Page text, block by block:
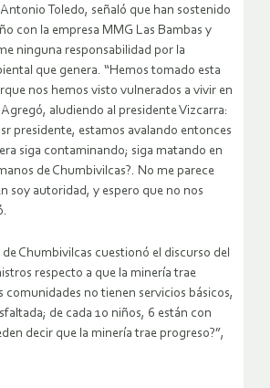
Antonio Toledo, señaló que han sostenido
con la empresa MMG Las Bambas y
ninguna responsabilidad por la
que genera. “Hemos tomado esta
nos hemos visto vulnerados a vivir en
aludiendo al presidente Vizcarra:
presidente, estamos avalando entonces
siga contaminando; siga matando en
de Chumbivilcas?. No me parece
soy autoridad, y espero que no nos
Chumbivilcas cuestionó el discurso del
respecto a que la minería trae
comunidades no tienen servicios básicos,
de cada 10 niños, 6 están con
decir que la minería trae progreso?”,